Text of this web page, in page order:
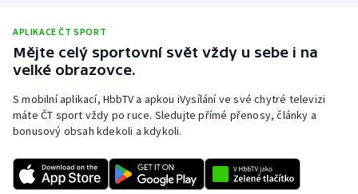
Rychlobruslení
Short track
Sportovní střelba
APLIKACE ČT SPORT
Mějte celý sportovní svět vždy u sebe i na
velké obrazovce.
S mobilní aplikací, HbbTV a apkou iVysílání ve své chytré televizi
máte ČT sport vždy po ruce. Sledujte přímé přenosy, články a
bonusový obsah kdekoli a kdykoli.